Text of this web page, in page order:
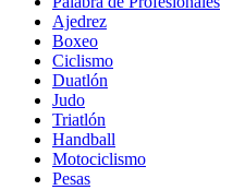
Ajedrez
Boxeo
Ciclismo
Duatlón
Judo
Triatlón
Handball
Motociclismo
Pesas